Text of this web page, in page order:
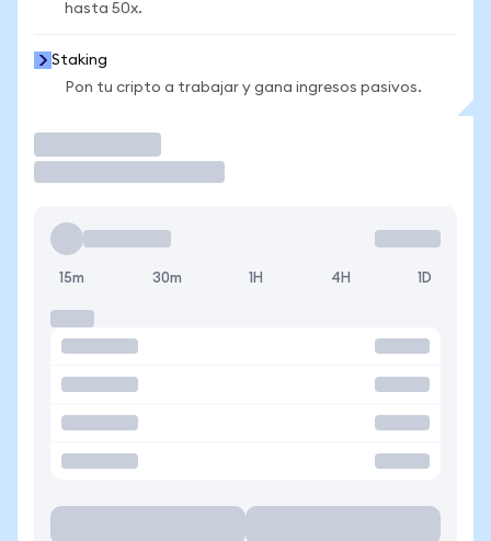
hasta 50x.
Staking
Pon tu cripto a trabajar y gana ingresos pasivos.
15m 30m 1H 4H 1D